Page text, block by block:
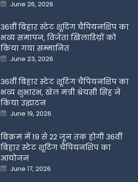
on
June 26, 2026
36वीं बिहार स्टेट शूटिंग चैंपियनशिप का
भव्य समापन, विजेता खिलाडिय़ों को
किया गया सम्मानित
Posted
on
June 23, 2026
36वीं बिहार स्टेट शूटिंग चैंपियनशिप का
भव्य शुभारंभ, खेल मंत्री श्रेयसी सिंह ने
किया उद्घाटन
Posted
on
June 19, 2026
बिक्रम में 19 से 22 जून तक होगी 36वीं
बिहार स्टेट शूटिंग चैंपियनशिप का
आयोजन
Posted
on
June 17, 2026